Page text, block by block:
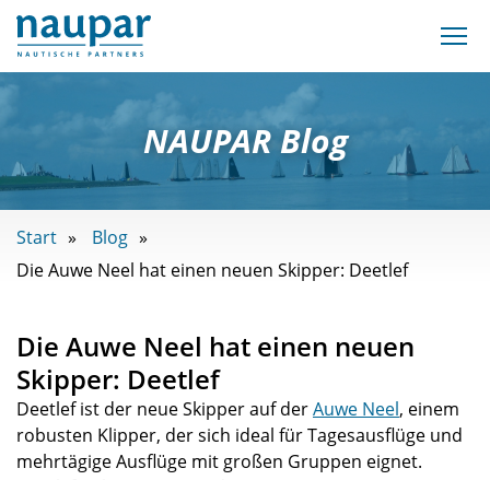
NAUPAR Blog
Start
Blog
Die Auwe Neel hat einen neuen Skipper: Deetlef
Die Auwe Neel hat einen neuen
Skipper: Deetlef
Deetlef ist der neue Skipper auf derAuwe Neel, einem
robusten Klipper, der sich ideal für Tagesausflüge und
mehrtägige Ausflüge mit großen Gruppen eignet.